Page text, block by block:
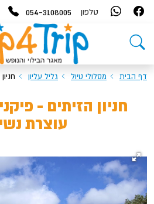
טלפון 054-3108005
דף הבית מסלולי טיול גליל עליון
חניון הזיתים -
עוצרת